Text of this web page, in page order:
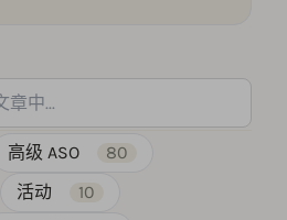
高级 ASO
80
活动
10